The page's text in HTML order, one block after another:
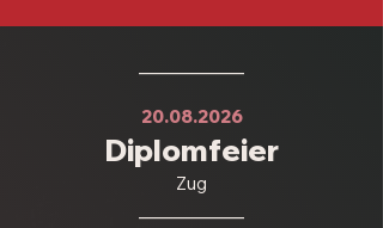
20.08.2026
Diplomfeier
Zug